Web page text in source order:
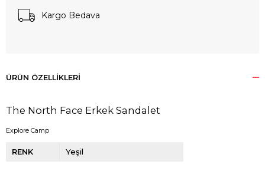
Kargo Bedava
ÜRÜN ÖZELLIKLERI
The North Face Erkek Sandalet
Explore Camp
RENK Yeşil